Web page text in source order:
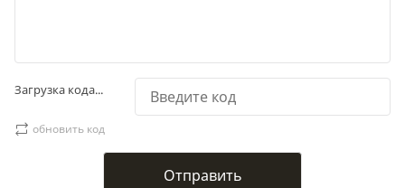
Загрузка кода...
обновить код